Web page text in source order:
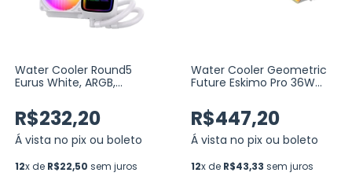
Water Cooler Round5
Eurus White, ARGB,
Branco (R5-WC-EURUS-
240W-2231)
R$232,20
Á vista no pix ou boleto
12x de R$22,50 sem juros
Water Cooler Geometric
Future Eskimo Pro 36W
(GEO-EP-36W)
R$447,20
Á vista no pix ou boleto
12x de R$43,33 sem juros